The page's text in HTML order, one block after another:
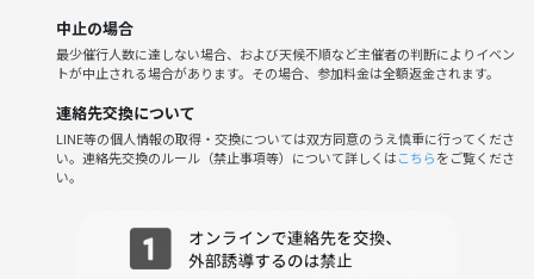
中止の場合
最少催行人数に達しない場合、および天候不順など主催者の判断によりイベン
トが中止される場合があります。その場合、参加料金は全額返金されます。
連絡先交換について
LINE等の個人情報の取得・交換については双方同意のうえ慎重に行ってくださ
い。連絡先交換のルール（禁止事項等）について詳しくはこちらをご覧くださ
い。